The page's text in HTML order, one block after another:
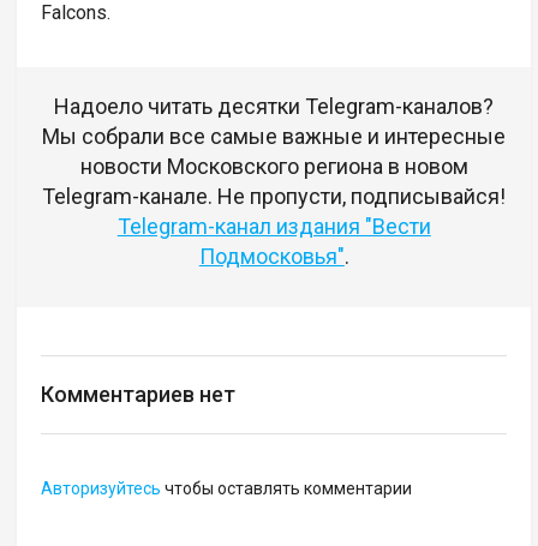
Falcons.
Надоело читать десятки Telegram-каналов?
Мы собрали все самые важные и интересные
новости Московского региона в новом
Telegram-канале. Не пропусти, подписывайся!
Telegram-канал издания "Вести
Подмосковья".
Комментариев нет
Авторизуйтесь чтобы оставлять комментарии